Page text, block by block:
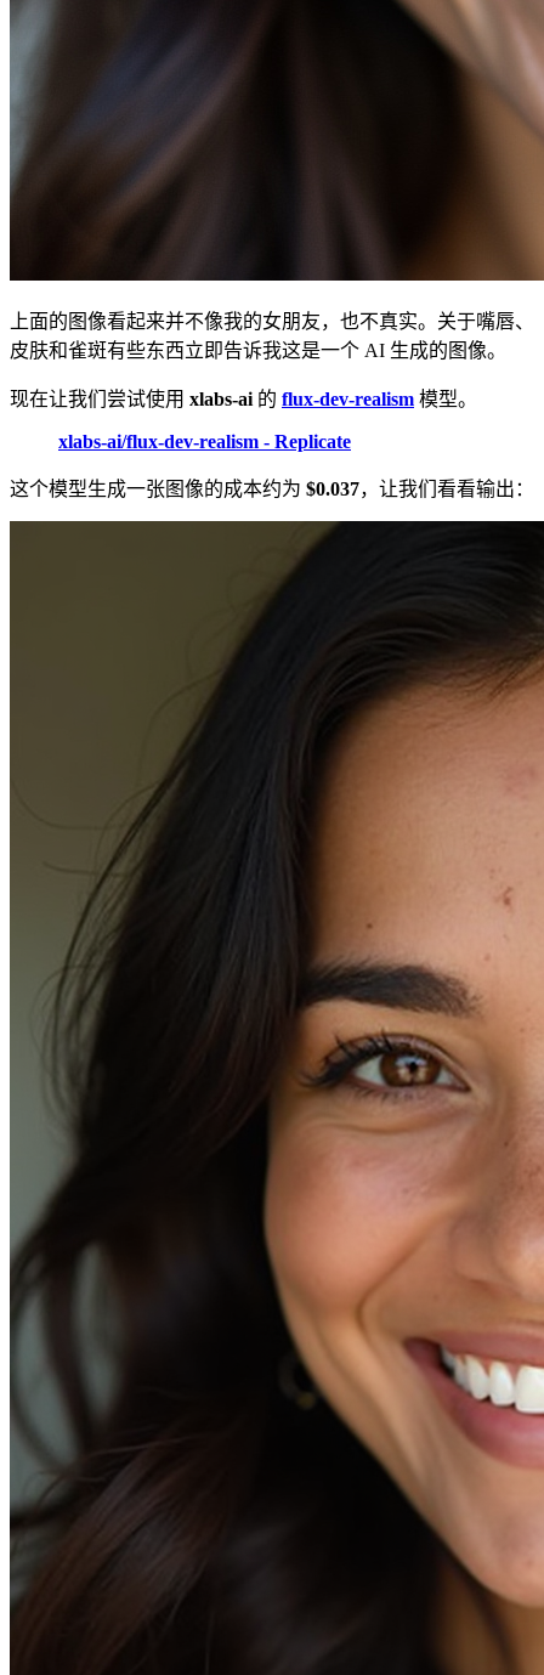
上面的图像看起来并不像我的女朋友，也不真实。关于嘴唇、
皮肤和雀斑有些东西立即告诉我这是一个 AI 生成的图像。
现在让我们尝试使用 xlabs-ai 的 flux-dev-realism 模型。
xlabs-ai/flux-dev-realism - Replicate
这个模型生成一张图像的成本约为 $0.037，让我们看看输出：